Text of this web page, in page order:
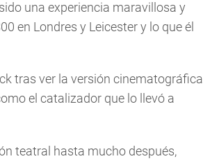
una experiencia maravillosa y
en Londres y Leicester y lo que él
tras ver la versión cinematográfica
el catalizador que lo llevó a
teatral hasta mucho después,